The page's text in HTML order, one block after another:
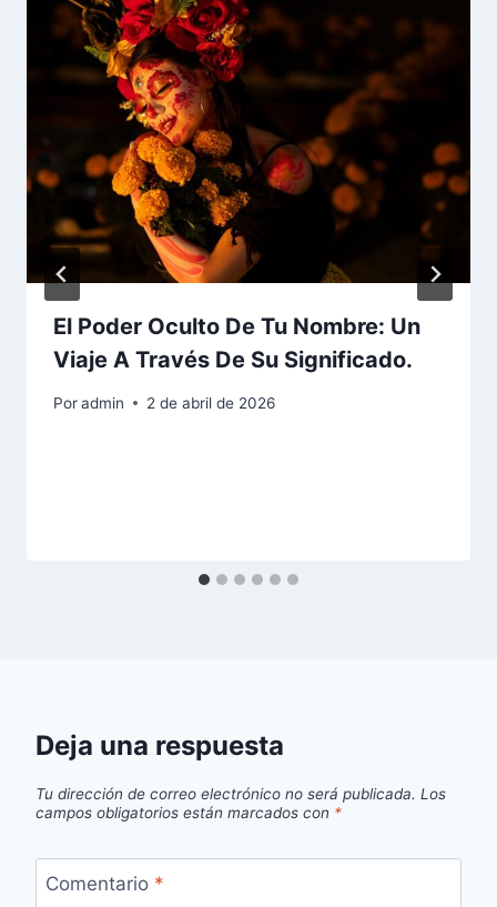
El Poder Oculto De Tu Nombre: Un
Viaje A Través De Su Significado.
Poradmin 2 de abril de 2026
Deja una respuesta
Tu dirección de correo electrónico no será publicada. Los
campos obligatorios están marcados con *
Comentario *